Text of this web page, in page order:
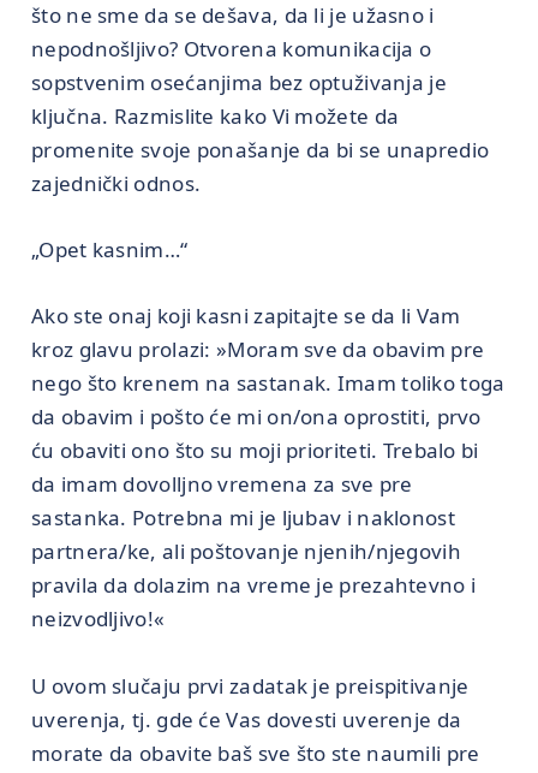
što ne sme da se dešava, da li je užasno i
nepodnošljivo? Otvorena komunikacija o
sopstvenim osećanjima bez optuživanja je
ključna. Razmislite kako Vi možete da
promenite svoje ponašanje da bi se unapredio
zajednički odnos.
„Opet kasnim…“
Ako ste onaj koji kasni zapitajte se da li Vam
kroz glavu prolazi: »Moram sve da obavim pre
nego što krenem na sastanak. Imam toliko toga
da obavim i pošto će mi on/ona oprostiti, prvo
ću obaviti ono što su moji prioriteti. Trebalo bi
da imam dovolljno vremena za sve pre
sastanka. Potrebna mi je ljubav i naklonost
partnera/ke, ali poštovanje njenih/njegovih
pravila da dolazim na vreme je prezahtevno i
neizvodljivo!«
U ovom slučaju prvi zadatak je preispitivanje
uverenja, tj. gde će Vas dovesti uverenje da
morate da obavite baš sve što ste naumili pre